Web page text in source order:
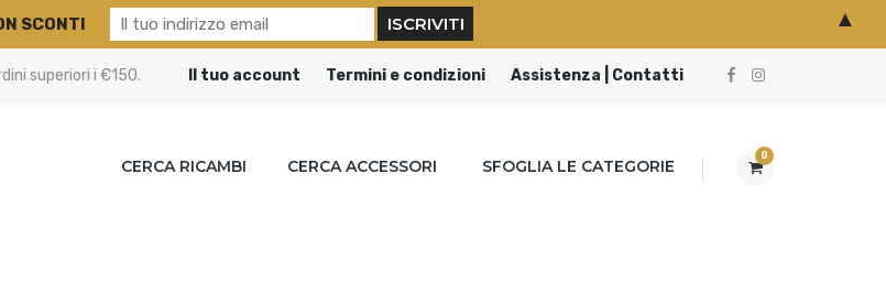
superiori i €150. Il tuo account Termini e condizioni Assistenza | Contatti
0
CERCA RICAMBI CERCA ACCESSORI SFOGLIA LE CATEGORIE
SCONTI ▲